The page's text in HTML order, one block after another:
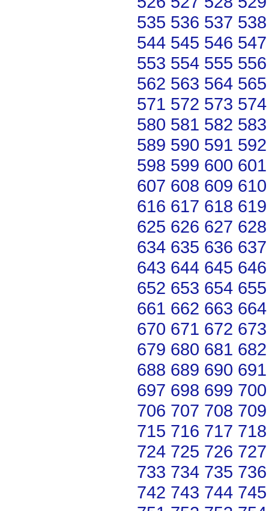
535 536 537 538
544 545 546 547
553 554 555 556
562 563 564 565
571 572 573 574
580 581 582 583
589 590 591 592
598 599 600 601
607 608 609 610
616 617 618 619
625 626 627 628
634 635 636 637
643 644 645 646
652 653 654 655
661 662 663 664
670 671 672 673
679 680 681 682
688 689 690 691
697 698 699 700
706 707 708 709
715 716 717 718
724 725 726 727
733 734 735 736
742 743 744 745